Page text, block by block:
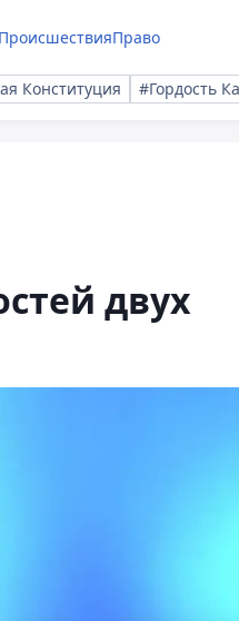
ПроисшествияПраво
Конституция #Гордость
двух